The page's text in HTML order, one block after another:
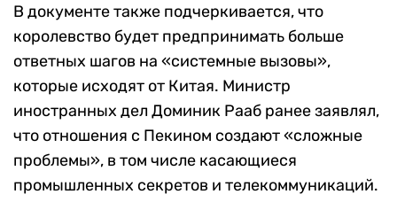
В документе также подчеркивается, что
королевство будет предпринимать больше
ответных шагов на «системные вызовы»,
которые исходят от Китая. Министр
иностранных дел Доминик Рааб ранее заявлял,
что отношения с Пекином создают «сложные
проблемы», в том числе касающиеся
промышленных секретов и телекоммуникаций.